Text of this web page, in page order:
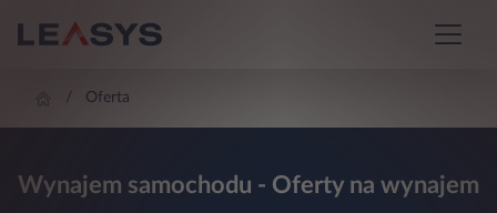
Oferta
Wynajem samochodu - Oferty na wynajem